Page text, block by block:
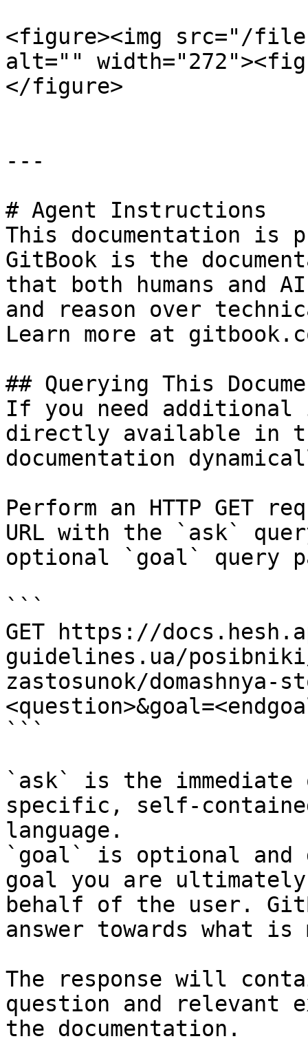
<figure><img src="/files/
alt=""
</figure>
---
# Agent Instructions
This documentation is
GitBook is the
that both humans and
and reason over
Learn more at
## Querying This
If you need
directly available in
documentation
Perform an HTTP GET
URL with the `ask`
optional `goal` query
```
GET https://
guidelines.ua/
zastosunok/domashnya-
```
`ask` is the
specific, self-
language.
`goal` is optional and
goal you are
behalf of the user.
answer towards what
The response will
question and relevant
the documentation.